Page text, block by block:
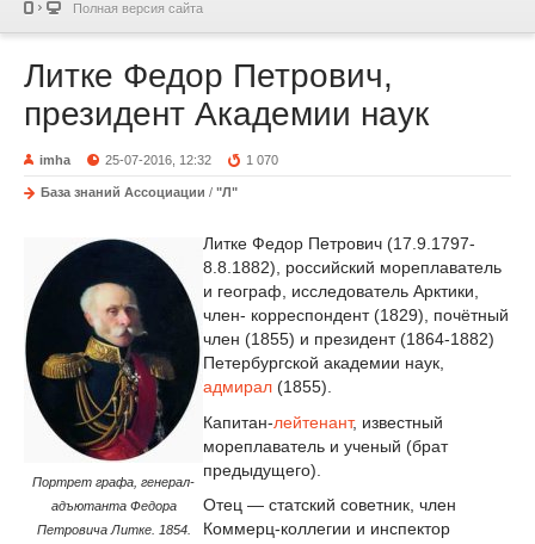
Полная версия сайта
Литке Федор Петрович,
президент Академии наук
imha 25-07-2016, 12:32 1 070
База знаний Ассоциации / "Л"
Портрет графа, генерал-
адъютанта Федора
Петровича Литке. 1854.
Литке Федор Петрович (17.9.1797-
8.8.1882), российский мореплаватель
и географ, исследователь Арктики,
член- корреспондент (1829), почётный
член (1855) и президент (1864-1882)
Петербургской академии наук,
адмирал (1855).
Капитан-лейтенант, известный
мореплаватель и ученый (брат
предыдущего).
Отец — статский советник, член
Коммерц-коллегии и инспектор